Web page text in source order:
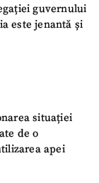
guvernului
este jenantă și
situației
de o
apei